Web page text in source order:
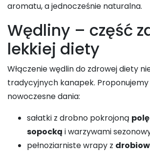
aromatu, a jednocześnie naturalna.
Wędliny – część
lekkiej diety
Włączenie wędlin do zdrowej diety
tradycyjnych kanapek. Proponujemy
nowoczesne dania:
sałatki z drobno pokrojoną
sopocką i warzywami
pełnoziarniste wrapy z